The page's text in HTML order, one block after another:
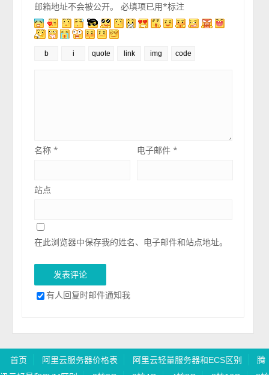
邮箱地址不会被公开。 必填项已用*标注
名称* 电子邮件*
站点
在此浏览器中保存我的姓名、电子邮件和站点地址。
有人回复时邮件通知我
首页 阿里云服务器价格表 阿里云轻量服务器和ECS区别
腾